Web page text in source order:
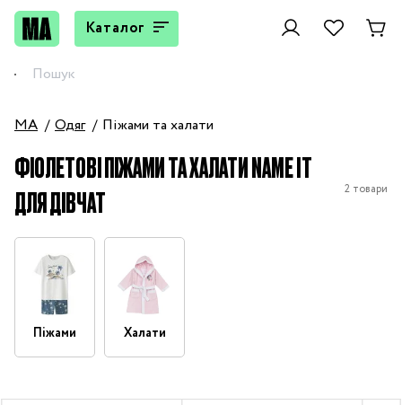
Каталог
MA Одяг Піжами та халати
ФІОЛЕТОВІ ПІЖАМИ ТА ХАЛАТИ NAME IT
ДЛЯ ДІВЧАТ
2 товари
Піжами Халати